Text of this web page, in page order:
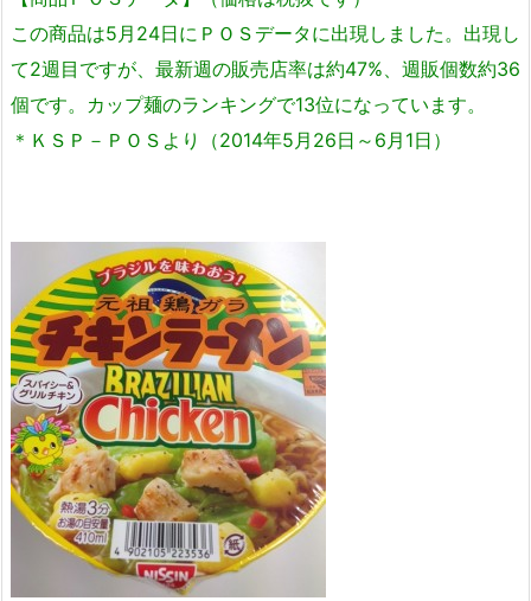
この商品は5月24日にＰＯＳデータに出現しました。出現し
て2週目ですが、最新週の販売店率は約47%、週販個数約36
個です。カップ麺のランキングで13位になっています。
＊ＫＳＰ－ＰＯＳより（2014年5月26日～6月1日）